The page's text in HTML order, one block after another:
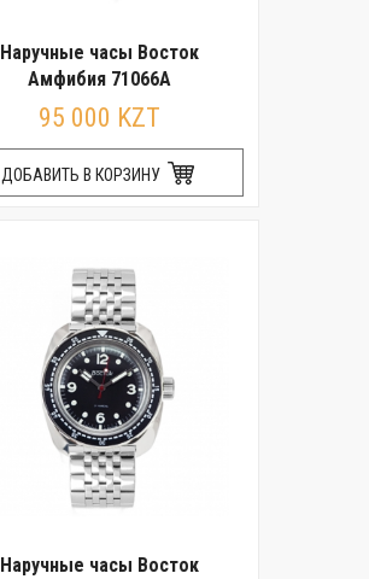
Наручные часы Восток
Амфибия 71066А
95 000 KZT
ДОБАВИТЬ В КОРЗИНУ
Наручные часы Восток